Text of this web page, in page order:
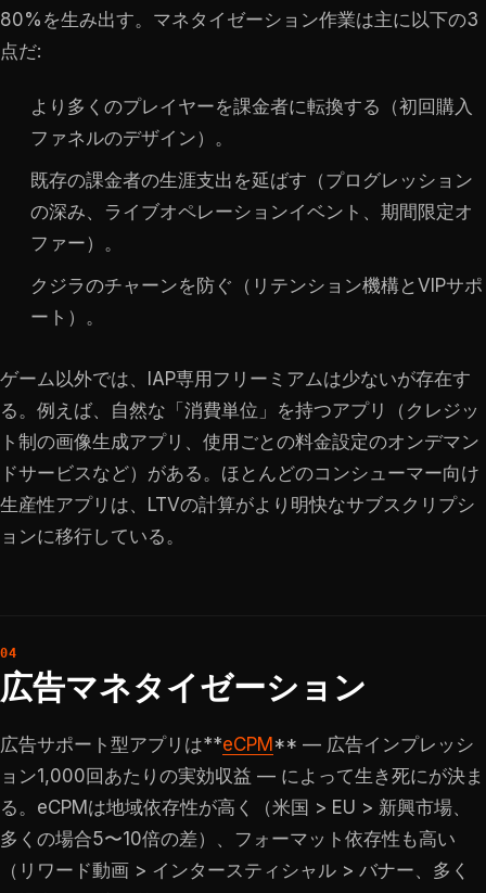
80%を生み出す。マネタイゼーション作業は主に以下の3
点だ:
より多くのプレイヤーを課金者に転換する（初回購入
ファネルのデザイン）。
既存の課金者の生涯支出を延ばす（プログレッション
の深み、ライブオペレーションイベント、期間限定オ
ファー）。
クジラのチャーンを防ぐ（リテンション機構とVIPサポ
ート）。
ゲーム以外では、IAP専用フリーミアムは少ないが存在す
る。例えば、自然な「消費単位」を持つアプリ（クレジッ
ト制の画像生成アプリ、使用ごとの料金設定のオンデマン
ドサービスなど）がある。ほとんどのコンシューマー向け
生産性アプリは、LTVの計算がより明快なサブスクリプシ
ョンに移行している。
広告マネタイゼーション
広告サポート型アプリは**eCPM ** — 広告インプレッシ
ョン1,000回あたりの実効収益 — によって生き死にが決ま
る。eCPMは地域依存性が高く（米国 > EU > 新興市場、
多くの場合5〜10倍の差）、フォーマット依存性も高い
（リワード動画 > インタースティシャル > バナー、多く